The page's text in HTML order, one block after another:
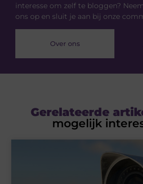
interesse om zelf te bloggen?
ons op en sluit je aan bij onze
Over ons
Gerelateerde
mogelijk